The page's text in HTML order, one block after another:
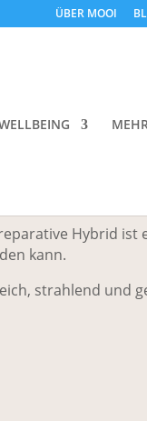
ÜBER MOOI
Hybrid ist
kann.
strahlend und